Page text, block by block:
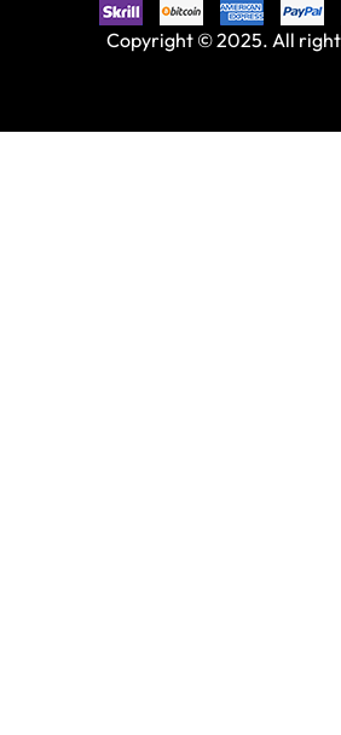
Copyright © 2025. All